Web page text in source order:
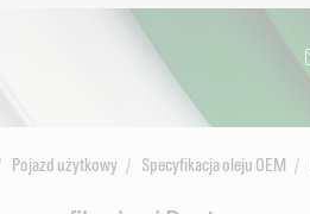
Pojazd użytkowy Specyfikacja oleju OEM